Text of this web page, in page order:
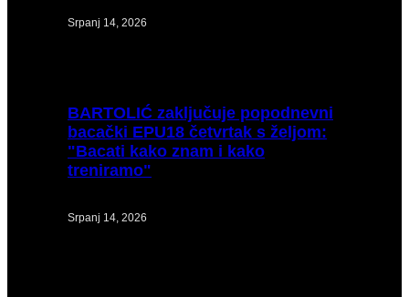
Srpanj 14, 2026
BARTOLIĆ zaključuje popodnevni
bacački EPU18 četvrtak s željom:
"Bacati kako znam i kako
treniramo"
Srpanj 14, 2026